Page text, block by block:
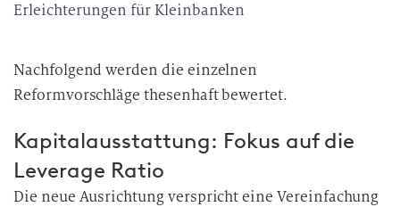
e
t
u
Erleichterungen für Kleinbanken
Nachfolgend werden die einzelnen
Reformvorschläge thesenhaft bewertet.
Kapitalausstattung: Fokus auf die
Leverage Ratio
Die neue Ausrichtung verspricht eine Vereinfachung